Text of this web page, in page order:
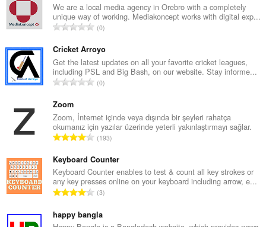
We are a local media agency in Orebro with a completely
unique way of working. Mediakoncept works with digital exp...
T
p
l
a
m
s
a
y
ı
s
ı
:
0
Cricket Arroyo
Get the latest updates on all your favorite cricket leagues,
including PSL and Big Bash, on our website. Stay informe...
T
l
a
m
y
s
a
y
ı
s
0
Zoom
Zoom, İnternet içinde veya dışında bir şeyleri rahatça
okumanız için yazılar üzerinde yeterli yakınlaştırmayı sağlar.
T
p
l
a
m
y
193
Keyboard Counter
Keyboard Counter enables to test & count all key strokes or
any key presses online on your keyboard including arrow, e...
T
p
3
happy bangla